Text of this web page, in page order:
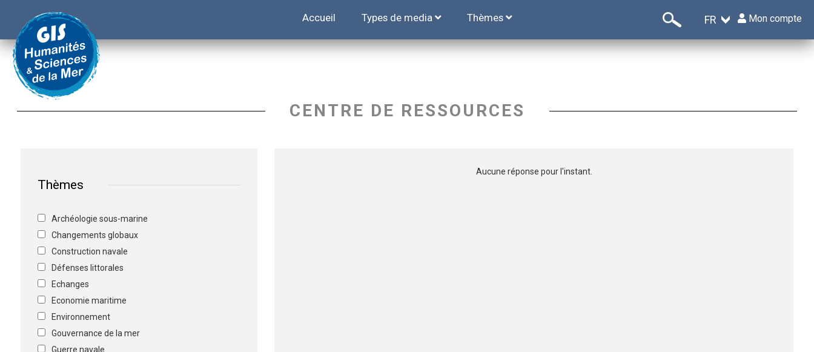
Accueil Types de media Thèmes FR Mon compte
CENTRE DE RESSOURCES
Thèmes
Archéologie sous-marine
Changements globaux
Construction navale
Défenses littorales
Echanges
Economie maritime
Environnement
Gouvernance de la mer
Guerre navale
Aucune réponse pour l'instant.